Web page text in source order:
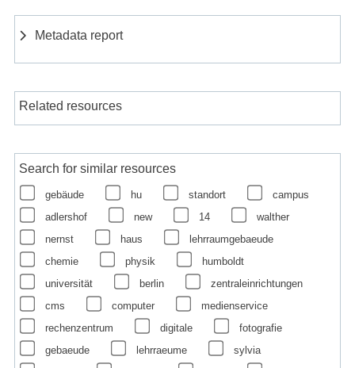
Metadata report
Related resources
Search for similar resources
gebäude hu standort
campus
adlershof
new 14
walther
nernst
haus
lehrraumgebaeude
chemie
physik
humboldt
universität
berlin
zentraleinrichtungen
cms
computer
medienservice
rechenzentrum
digitale
fotografie
gebaeude
lehrraeume
sylvia